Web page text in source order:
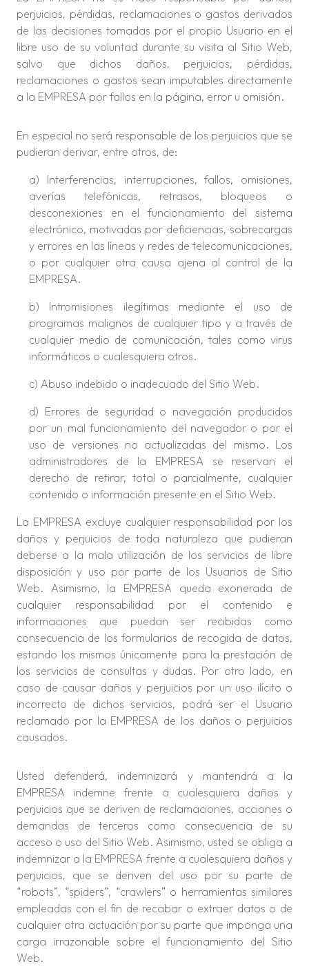
perjuicios, pérdidas, reclamaciones o gastos derivados
de las decisiones tomadas por el propio Usuario en el
libre uso de su voluntad durante su visita al Sitio Web,
salvo que dichos daños, perjuicios, pérdidas,
reclamaciones o gastos sean imputables directamente
a la EMPRESA por fallos en la página, error u omisión.
En especial no será responsable de los perjuicios que se
pudieran derivar, entre otros, de:
a) Interferencias, interrupciones, fallos, omisiones,
averías telefónicas, retrasos, bloqueos o
desconexiones en el funcionamiento del sistema
electrónico, motivadas por deficiencias, sobrecargas
y errores en las líneas y redes de telecomunicaciones,
o por cualquier otra causa ajena al control de la
EMPRESA.
b) Intromisiones ilegítimas mediante el uso de
programas malignos de cualquier tipo y a través de
cualquier medio de comunicación, tales como virus
informáticos o cualesquiera otros.
c) Abuso indebido o inadecuado del Sitio Web.
d) Errores de seguridad o navegación producidos
por un mal funcionamiento del navegador o por el
uso de versiones no actualizadas del mismo. Los
administradores de la EMPRESA se reservan el
derecho de retirar, total o parcialmente, cualquier
contenido o información presente en el Sitio Web.
La EMPRESA excluye cualquier responsabilidad por los
daños y perjuicios de toda naturaleza que pudieran
deberse a la mala utilización de los servicios de libre
disposición y uso por parte de los Usuarios de Sitio
Web. Asimismo, la EMPRESA queda exonerada de
cualquier responsabilidad por el contenido e
informaciones que puedan ser recibidas como
consecuencia de los formularios de recogida de datos,
estando los mismos únicamente para la prestación de
los servicios de consultas y dudas. Por otro lado, en
caso de causar daños y perjuicios por un uso ilícito o
incorrecto de dichos servicios, podrá ser el Usuario
reclamado por la EMPRESA de los daños o perjuicios
causados.
Usted defenderá, indemnizará y mantendrá a la
EMPRESA indemne frente a cualesquiera daños y
perjuicios que se deriven de reclamaciones, acciones o
demandas de terceros como consecuencia de su
acceso o uso del Sitio Web. Asimismo, usted se obliga a
indemnizar a la EMPRESA frente a cualesquiera daños y
perjuicios, que se deriven del uso por su parte de
“robots”, “spiders”, “crawlers” o herramientas similares
empleadas con el fin de recabar o extraer datos o de
cualquier otra actuación por su parte que imponga una
carga irrazonable sobre el funcionamiento del Sitio
Web.